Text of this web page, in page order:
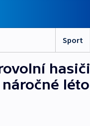
Sport
hasiči
léto